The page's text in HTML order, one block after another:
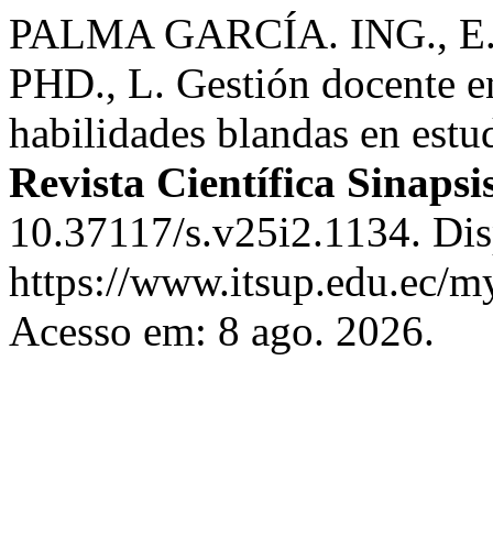
PALMA GARCÍA. ING.,
PHD., L. Gestión docente
habilidades blandas en
Revista Científica
10.37117/s.v25i2.1134.
https://www.itsup.edu.ec/
Acesso em: 8 ago. 2026.